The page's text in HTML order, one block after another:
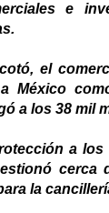
e
el
México
a los 38 mil
a
cerca
la